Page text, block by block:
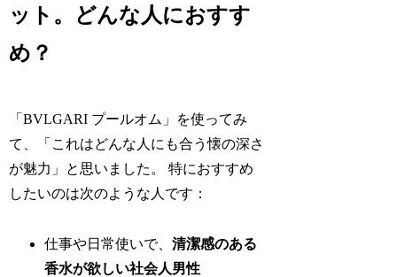
ット。どんな人におすす
め？
「BVLGARI プールオム」を使ってみ
て、「これはどんな人にも合う懐の深さ
が魅力」と思いました。 特におすすめ
したいのは次のような人です：
仕事や日常使いで、清潔感のある
香水が欲しい社会人男性